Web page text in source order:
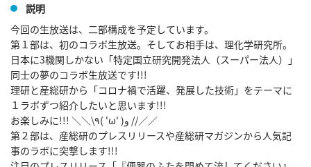
説明
今回の生放送は、二部構成を予定しています。
第１部は、初のコラボ生放送。そしてお相手は、理化学研究所。
日本に3機関しかない「特定国立研究開発法人（スーパー法人）」
同士の夢のコラボ生放送です!!!
理研と産総研から「コロナ禍で活躍、発展した技術」をテーマに
１ラボずつ紹介したいと思います!!!
お楽しみに!!! ＼＼\٩( 'ω' )و //／／
第２部は、産総研のプレスリリースや産総研マガジンから人気記
事のラボに突撃します!!!